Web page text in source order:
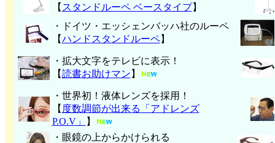
【 スタンドルーペ ベースタイプ】
・ドイツ・エッシェンバッハ社のルーペ
【ハンド スタンドルーペ】
・拡大文字をテレビに表示！
【読書お助けマン 】
・世界初！液体レンズを採用！
【 度数調節が出来る「アドレンズ
P.O.V」
】
・眼鏡の上からかけられる